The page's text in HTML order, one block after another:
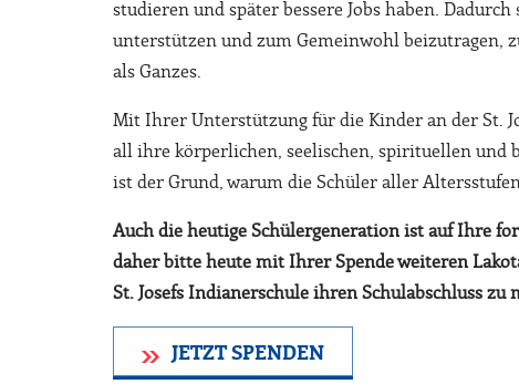
studieren und später bessere Jobs haben.
unterstützen und zum Gemeinwohl beizutragen,
als Ganzes.
Mit Ihrer Unterstützung für die Kinder an der St.
all ihre körperlichen, seelischen, spirituellen und
ist der Grund, warum die Schüler aller
Auch die heutige Schülergeneration ist auf Ihre
daher bitte heute mit Ihrer Spende weiteren
St. Josefs Indianerschule ihren Schulabschluss zu
JETZT SPENDEN